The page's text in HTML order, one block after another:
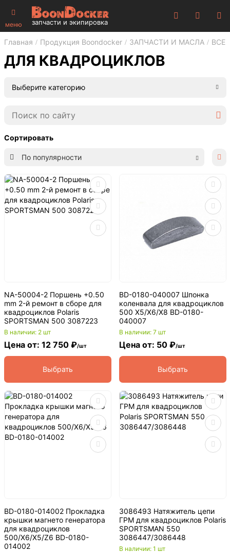
меню запчасти и экипировка
Главная Продукция Boondocker ЗАПЧАСТИ И МАСЛА ВСЕ
ДЛЯ КВАДРОЦИКЛОВ
Выберите категорию
Сортировать
По популярности
NA-50004-2 Поршень +0.50
mm 2-й ремонт в сборе для
квадроциклов Polaris
SPORTSMAN 500 3087223
В наличии: 2 шт
Цена от: 12 750 ₽/шт
Выбрать
BD-0180-040007 Шпонка
коленвала для квадроциклов
500 X5/X6/X8 BD-0180-
040007
В наличии: 7 шт
Цена от: 50 ₽/шт
Выбрать
BD-0180-014002 Прокладка
крышки магнето генератора
для квадроциклов
500/X6/X5/Z6 BD-0180-
014002
3086493 Натяжитель цепи
ГРМ для квадроциклов Polaris
SPORTSMAN 550
3086447/3086448
В наличии: 1 шт